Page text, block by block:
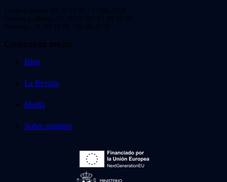
Lunes a jueves: 10:30-14:00 / 17:00-20:00
Viernes y sábado: 10:30-14:00 / 17:00-21:00
Domingo: 11:00-15:00 / 16:00-20:00
Conócenos mejor
Blog
La Revista
Media
Sobre nosotros